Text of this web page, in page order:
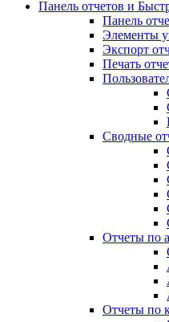
Панель отчетов и
Панель
Элементы
Экспорт
Печать
Сводные
Отчеты по
Отчеты по